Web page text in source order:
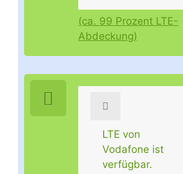
(ca. 99 Prozent LTE-
Abdeckung)
LTE von
Vodafone ist
verfügbar.